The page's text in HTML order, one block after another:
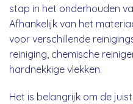
stap in het onderhouden
Afhankelijk van het
voor verschillende
reiniging, chemische
hardnekkige vlekken.
Het is belangrijk om de